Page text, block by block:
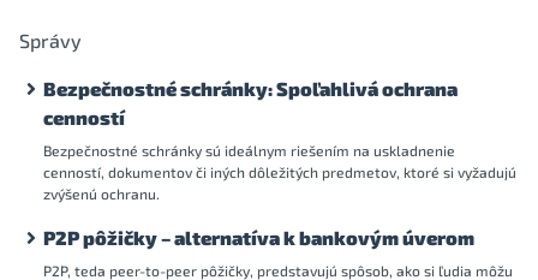
Správy
Bezpečnostné schránky: Spoľahlivá ochrana
cenností
Bezpečnostné schránky sú ideálnym riešením na uskladnenie
cenností, dokumentov či iných dôležitých predmetov, ktoré si vyžadujú
zvýšenú ochranu.
P2P pôžičky – alternatíva k bankovým úverom
P2P, teda peer-to-peer pôžičky, predstavujú spôsob, ako si ľudia môžu